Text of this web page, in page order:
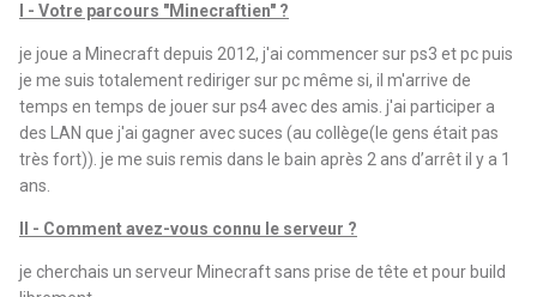
I - Votre parcours "Minecraftien" ?
je joue a Minecraft depuis 2012, j'ai commencer sur ps3 et pc puis
je me suis totalement rediriger sur pc même si, il m'arrive de
temps en temps de jouer sur ps4 avec des amis. j'ai participer a
des LAN que j'ai gagner avec suces (au collège(le gens était pas
très fort)). je me suis remis dans le bain après 2 ans d’arrêt il y a 1
ans.
II - Comment avez-vous connu le serveur ?
je cherchais un serveur Minecraft sans prise de tête et pour build